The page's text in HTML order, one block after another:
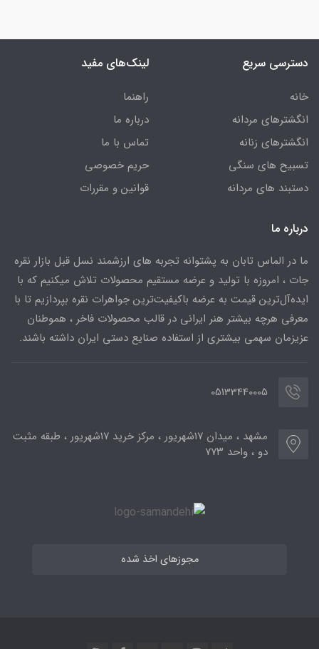
دسترسی سریع
خانه
انگشترهای مردانه
انگشترهای زنانه
تسبیح های سنگی
دستبند های مردانه
لینک‌های مفید
راهنما
درباره ما
تماس با ما
حریم خصوصی
قوانین و مقررات
درباره ما
ما در الماس تابان به پشتوانه تجربه های ارزشمند نسل قبل بازار نقره
جات ، امروزه با تولید و عرضه مستقیم محصولات تلاش میکنیم که با
ایده‌آل‌ترین قیمت به عرضه باکیفیت‌ترین جواهرات نقره بپردازیم تا با
معرفی هرچه بیشتر هنر ایرانی در قالب محصولات فاخر ، هموطنان
عزیزمان سهمی بیشتری از استفاده صنایع دستی ایران داشته باشند.
05133440005
مشهد ، میدان ۱۷شهریور ، مرکز خرید ۱۷شهریور ، طبقه مثبت
دو ، واحد ۷۷۳
مجوزهای اخذ شده